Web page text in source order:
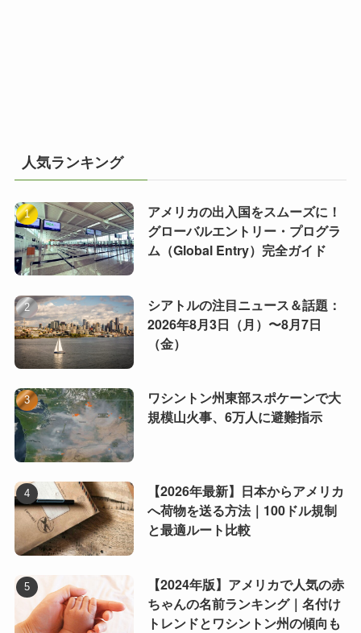
人気ランキング
アメリカの出入国をスムーズに！
グローバルエントリー・プログラ
ム（Global Entry）完全ガイド
シアトルの注目ニュース＆話題：
2026年8月3日（月）〜8月7日
（金）
ワシントン州東部スポケーンで大
規模山火事、6万人に避難指示
【2026年最新】日本からアメリカ
へ荷物を送る方法｜100ドル規制
と最適ルート比較
【2024年版】アメリカで人気の赤
ちゃんの名前ランキング｜名付け
トレンドとワシントン州の傾向も